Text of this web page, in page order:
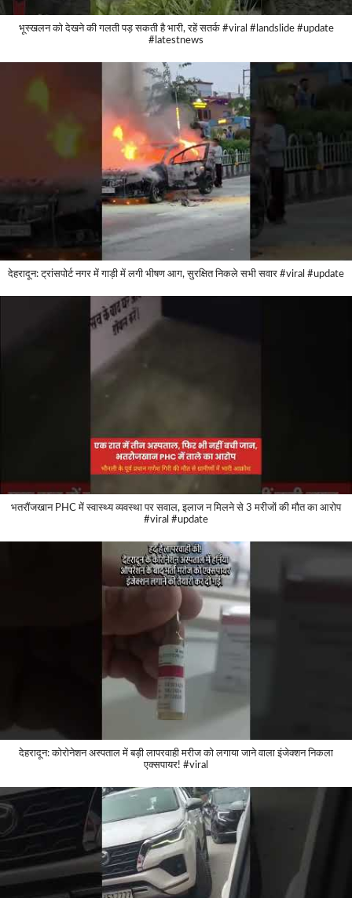
भूस्खलन को देखने की गलती पड़ सकती है भारी, रहें सतर्क #viral #landslide #update
#latestnews
देहरादून: ट्रांसपोर्ट नगर में गाड़ी में लगी भीषण आग, सुरक्षित निकले सभी सवार #viral #update
भतरौंजखान PHC में स्वास्थ्य व्यवस्था पर सवाल, इलाज न मिलने से 3 मरीजों की मौत का आरोप
#viral #update
देहरादून: कोरोनेशन अस्पताल में बड़ी लापरवाही मरीज को लगाया जाने वाला इंजेक्शन निकला
एक्सपायर! #viral